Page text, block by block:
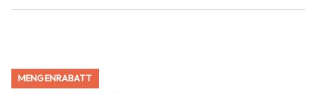
MENGENRABATT